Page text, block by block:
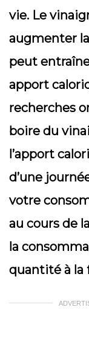
vie. Le
augmenter
peut
apport
recherches
boire du
l’apport
d’une
votre
au cours de
la
quantité à la